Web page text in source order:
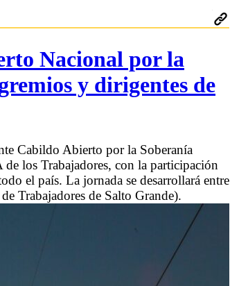
Nacional por la
y dirigentes de
Cabildo Abierto por la Soberanía
los Trabajadores, con la participación
el país. La jornada se desarrollará entre
Trabajadores de Salto Grande).